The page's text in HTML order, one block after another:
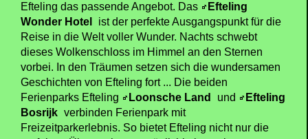
Efteling das passende Angebot. Das
Efteling
Wonder Hotel
ist der perfekte Ausgangspunkt für die
Reise in die Welt voller Wunder. Nachts schwebt
dieses Wolkenschloss im Himmel an den Sternen
vorbei. In den Träumen setzen sich die wundersamen
Geschichten von Efteling fort ... Die beiden
Ferienparks Efteling
Loonsche Land und
Efteling
Bosrijk verbinden Ferienpark mit
Freizeitparkerlebnis. So bietet Efteling nicht nur die